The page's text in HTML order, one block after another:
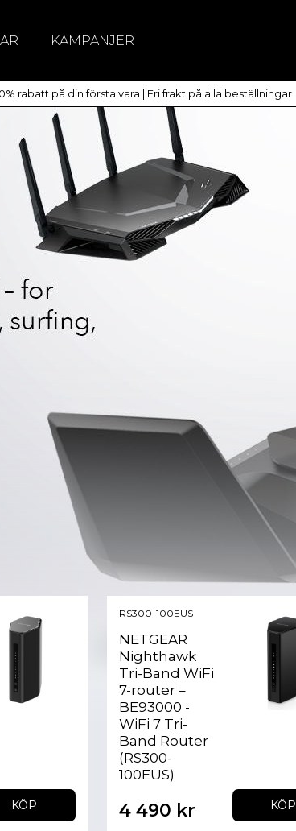
KAMPANJER
rabatt på din första vara | Fri frakt på alla beställningar
KÖP
RS300-100EUS
NETGEAR
Nighthawk
Tri-Band WiFi
7-router –
BE93000 -
WiFi 7 Tri-
Band Router
(RS300-
100EUS)
4 490 kr KÖP